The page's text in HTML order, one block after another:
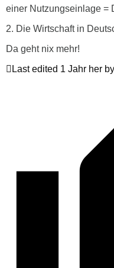
einer Nutzungseinlage =
2. Die Wirtschaft in
Da geht nix mehr!
Last edited 1 Jahr her